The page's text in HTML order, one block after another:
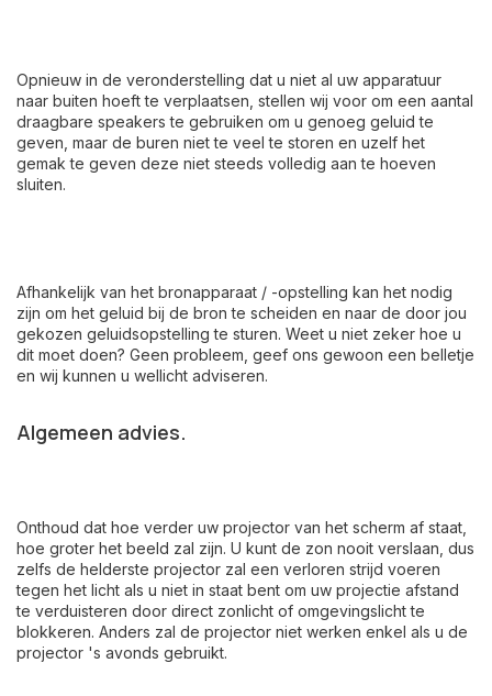
Opnieuw in de veronderstelling dat u niet al uw apparatuur
naar buiten hoeft te verplaatsen, stellen wij voor om een aantal
draagbare speakers te gebruiken om u genoeg geluid te
geven, maar de buren niet te veel te storen en uzelf het
gemak te geven deze niet steeds volledig aan te hoeven
sluiten.
Afhankelijk van het bronapparaat / -opstelling kan het nodig
zijn om het geluid bij de bron te scheiden en naar de door jou
gekozen geluidsopstelling te sturen. Weet u niet zeker hoe u
dit moet doen? Geen probleem, geef ons gewoon een belletje
en wij kunnen u wellicht adviseren.
Algemeen advies.
Onthoud dat hoe verder uw projector van het scherm af staat,
hoe groter het beeld zal zijn. U kunt de zon nooit verslaan, dus
zelfs de helderste projector zal een verloren strijd voeren
tegen het licht als u niet in staat bent om uw projectie afstand
te verduisteren door direct zonlicht of omgevingslicht te
blokkeren. Anders zal de projector niet werken enkel als u de
projector 's avonds gebruikt.